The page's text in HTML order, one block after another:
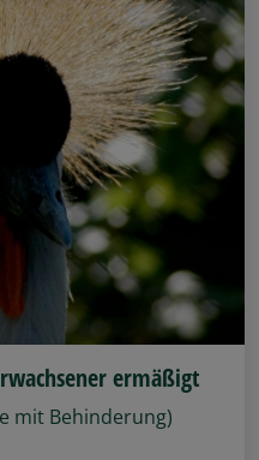
ermäßigt
mit Behinderung)